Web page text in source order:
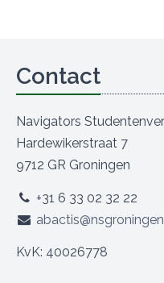
Contact
Navigators
Hardewikerstraat 7
9712 GR Groningen
+31 6 33 02 32 22
KvK: 40026778